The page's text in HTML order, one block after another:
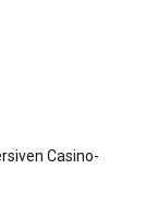
Casino-